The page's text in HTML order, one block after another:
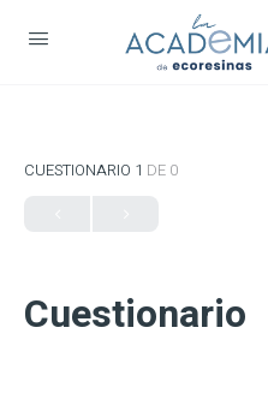
CUESTIONARIO 1 DE 0
Cuestionario